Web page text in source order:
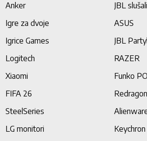
Anker
JBL
Igre za dvoje
ASUS
Igrice Games
JBL
Logitech
RAZER
Xiaomi
Funko
FIFA 26
Redragon
SteelSeries
LG monitori
Keychron